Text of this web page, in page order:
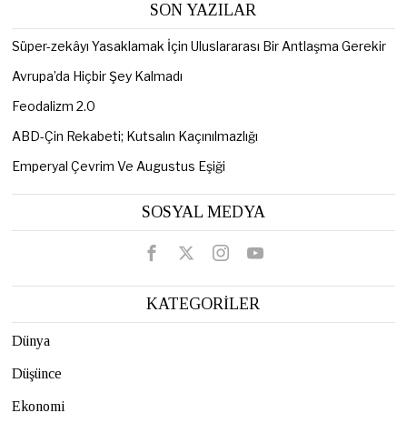
SON YAZILAR
Süper-zekâyı Yasaklamak İçin Uluslararası Bir Antlaşma Gerekir
Avrupa’da Hiçbir Şey Kalmadı
Feodalizm 2.0
ABD-Çin Rekabeti; Kutsalın Kaçınılmazlığı
Emperyal Çevrim Ve Augustus Eşiği
SOSYAL MEDYA
KATEGORİLER
Dünya
Düşünce
Ekonomi